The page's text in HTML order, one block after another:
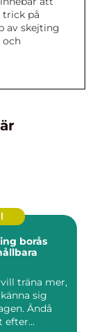
trick på
av skejting
och
borås
träna mer,
sig
Ändå
efter...